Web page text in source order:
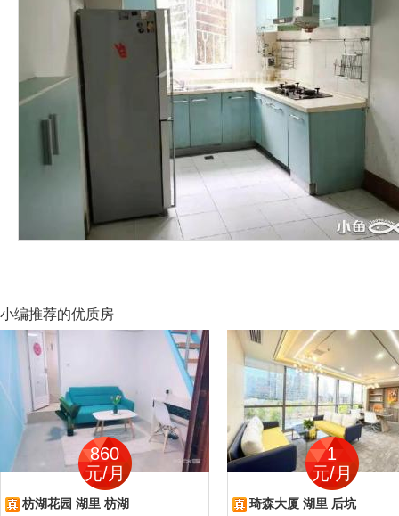
小编推荐的优质房
860
元/月
枋湖花园 湖里 枋湖
1
元/月
琦森大厦 湖里 后坑